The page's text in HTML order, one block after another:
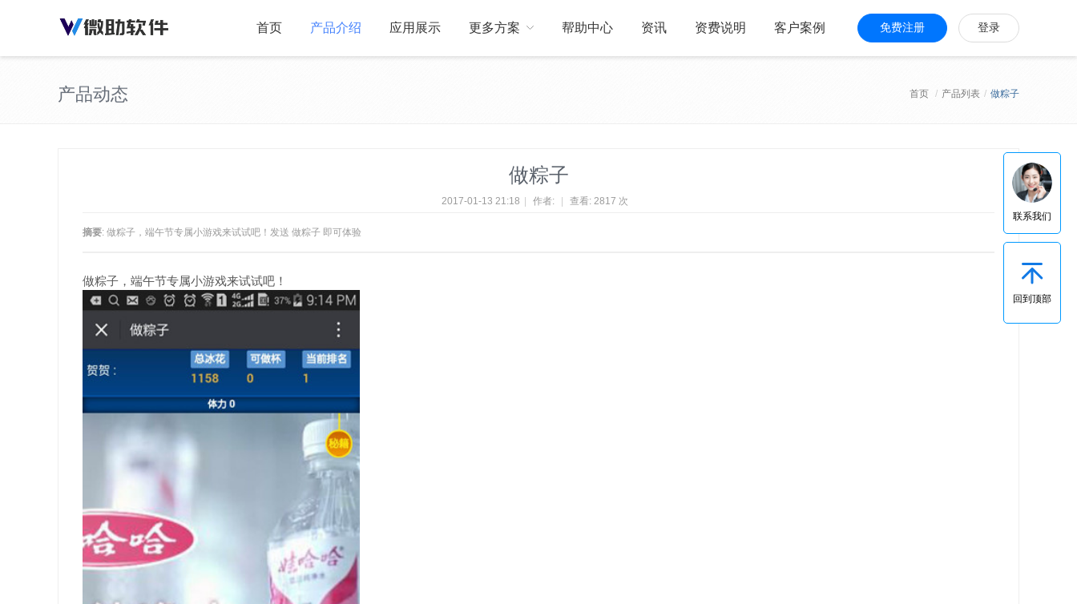
首页 产品介绍 应用展示 更多方案 帮助中心 资讯 资费说明 客户案例 免费注册 登录
产品动态 首页 / 产品列表 / 做粽子
做粽子
2017-01-13 21:18 作者: 查看: 2817 次
摘要: 做粽子，端午节专属小游戏来试试吧！发送 做粽子 即可体验
做粽子，端午节专属小游戏来试试吧！
联系我们
回到顶部